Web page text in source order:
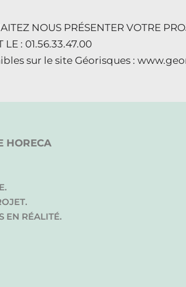
NOUS PRÉSENTER VOTRE
LE : 01.56.33.47.00
sur le site Géorisques :
HORECA
EN RÉALITÉ.